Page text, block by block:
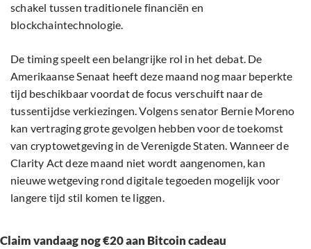
schakel tussen traditionele financiën en
blockchaintechnologie.
De timing speelt een belangrijke rol in het debat. De
Amerikaanse Senaat heeft deze maand nog maar beperkte
tijd beschikbaar voordat de focus verschuift naar de
tussentijdse verkiezingen. Volgens senator Bernie Moreno
kan vertraging grote gevolgen hebben voor de toekomst
van cryptowetgeving in de Verenigde Staten. Wanneer de
Clarity Act deze maand niet wordt aangenomen, kan
nieuwe wetgeving rond digitale tegoeden mogelijk voor
langere tijd stil komen te liggen.
Claim vandaag nog €20 aan Bitcoin cadeau